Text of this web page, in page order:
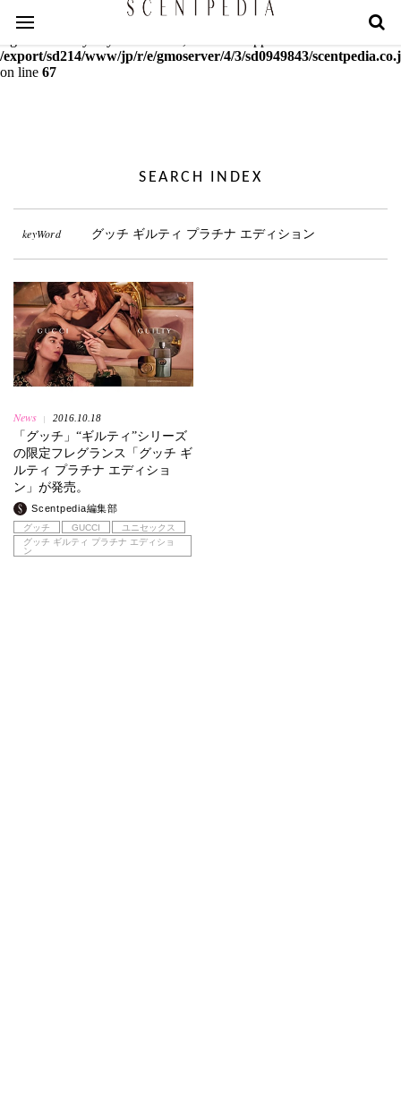
Warning
: mcrypt_decrypt(): Key of size 18 not supported by this
/export/sd214/www/jp/r/e/gmoserver/4/3/sd0949843/
on line 67
SEARCH INDEX
keyWord グッチ ギルティ プラチナ エディション
News 2016.10.18
「グッチ」“ギルティ”シリーズ
の限定フレグランス「グッチ ギ
ルティ プラチナ エディショ
ン」が発売。
Scentpedia編集部
グッチ GUCCI
ユニセックス
グッチ ギルティ プラチナ エディショ
ン